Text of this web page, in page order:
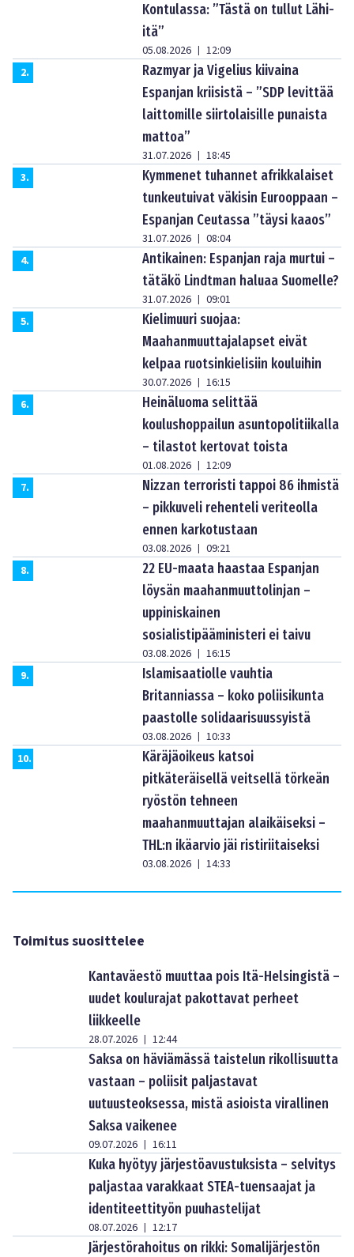
Kontulassa: ”Tästä on tullut Lähi-
itä”
05.08.2026 | 12:09
2.
Razmyar ja Vigelius kiivaina
Espanjan kriisistä – ”SDP levittää
laittomille siirtolaisille punaista
mattoa”
31.07.2026 | 18:45
3.
Kymmenet tuhannet afrikkalaiset
tunkeutuivat väkisin Eurooppaan –
Espanjan Ceutassa ”täysi kaaos”
31.07.2026 | 08:04
4.
Antikainen: Espanjan raja murtui –
tätäkö Lindtman haluaa Suomelle?
31.07.2026 | 09:01
5.
Kielimuuri suojaa:
Maahanmuuttajalapset eivät
kelpaa ruotsinkielisiin kouluihin
30.07.2026 | 16:15
6.
Heinäluoma selittää
koulushoppailun asuntopolitiikalla
– tilastot kertovat toista
01.08.2026 | 12:09
7.
Nizzan terroristi tappoi 86 ihmistä
– pikkuveli rehenteli veriteolla
ennen karkotustaan
03.08.2026 | 09:21
8.
22 EU-maata haastaa Espanjan
löysän maahanmuuttolinjan –
uppiniskainen
sosialistipääministeri ei taivu
03.08.2026 | 16:15
9.
Islamisaatiolle vauhtia
Britanniassa – koko poliisikunta
paastolle solidaarisuussyistä
03.08.2026 | 10:33
10.
Käräjäoikeus katsoi
pitkäteräisellä veitsellä törkeän
ryöstön tehneen
maahanmuuttajan alaikäiseksi –
THL:n ikäarvio jäi ristiriitaiseksi
03.08.2026 | 14:33
Toimitus suosittelee
Kantaväestö muuttaa pois Itä-Helsingistä –
uudet koulurajat pakottavat perheet
liikkeelle
28.07.2026 | 12:44
Saksa on häviämässä taistelun rikollisuutta
vastaan – poliisit paljastavat
uutuusteoksessa, mistä asioista virallinen
Saksa vaikenee
09.07.2026 | 16:11
Kuka hyötyy järjestöavustuksista – selvitys
paljastaa varakkaat STEA-tuensaajat ja
identiteettityön puuhastelijat
08.07.2026 | 12:17
Järjestörahoitus on rikki: Somalijärjestön